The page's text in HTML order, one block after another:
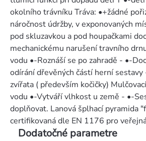
okolního trávníku Tráva: •+žádné
náročnost údržby, v exponovaných
pod skluzavkou a pod houpačkami
mechanickému narušení travního
vodu •-Roznáší se po zahradě - •-
odírání dřevěných částí herní sestavy
zvířata ( především kočičky)
vodu •-Vytváří vlhkost u země - •-
doplňovat. Lanová šplhací pyramida
certifikovaná dle EN 1176 pro
Dodatočné parametre